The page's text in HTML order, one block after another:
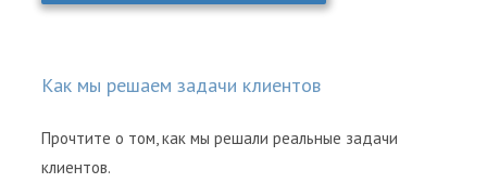
Как мы решаем задачи клиентов
Прочтите о том, как мы решали реальные задачи
клиентов.